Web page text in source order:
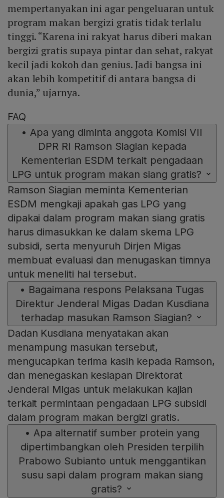
mempertanyakan ini agar pengeluaran untuk
program makan bergizi gratis tidak terlalu
tinggi. “Karena ini rakyat harus diberi makan
bergizi gratis supaya pintar dan sehat, rakyat
kecil jadi kokoh dan genius. Jadi bangsa ini
akan lebih kompetitif di antara bangsa di
dunia,” ujarnya.
FAQ
• Apa yang diminta anggota Komisi VII
DPR RI Ramson Siagian kepada
Kementerian ESDM terkait pengadaan
LPG untuk program makan siang gratis?
Ramson Siagian meminta Kementerian
ESDM mengkaji apakah gas LPG yang
dipakai dalam program makan siang gratis
harus dimasukkan ke dalam skema LPG
subsidi, serta menyuruh Dirjen Migas
membuat evaluasi dan menugaskan timnya
untuk meneliti hal tersebut.
• Bagaimana respons Pelaksana Tugas
Direktur Jenderal Migas Dadan Kusdiana
terhadap masukan Ramson Siagian?
Dadan Kusdiana menyatakan akan
menampung masukan tersebut,
mengucapkan terima kasih kepada Ramson,
dan menegaskan kesiapan Direktorat
Jenderal Migas untuk melakukan kajian
terkait permintaan pengadaan LPG subsidi
dalam program makan bergizi gratis.
• Apa alternatif sumber protein yang
dipertimbangkan oleh Presiden terpilih
Prabowo Subianto untuk menggantikan
susu sapi dalam program makan siang
gratis?